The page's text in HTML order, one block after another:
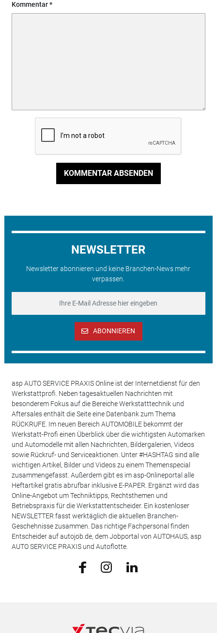
Kommentar
KOMMENTAR ABSENDEN
NEWSLETTER
Newsletter abonnieren und keine Branchen-News mehr
verpassen.
ABONNIEREN
asp AUTO SERVICE PRAXIS Online ist der Internetdienst für den
Werkstattprofi. Neben tagesaktuellen Nachrichten mit
besonderem Fokus auf die Bereiche Werkstatttechnik und
Aftersales enthält die Seite eine Datenbank zum Thema
RÜCKRUFE. Im neuen Bereich AUTOMOBILE bekommt der
Werkstatt-Profi einen Überblick über die wichtigsten Automarken
und Automodelle mit allen Nachrichten, Bildergalerien, Videos
sowie Rückruf- und Serviceaktionen. Unter #HASHTAG sind alle
wichtigen Artikel, Bilder und Videos zu einem Themenspecial
zusammengefasst. Außerdem gibt es im asp-Onlineportal alle
Heftartikel gratis abrufbar inklusive E-PAPER. Ergänzt wird das
Online-Angebot um Techniktipps, Rechtsthemen und
Betriebspraxis für die Werkstattentscheider. Ein kostenloser
NEWSLETTER fasst werktäglich die aktuellen Branchen-
Geschehnisse zusammen. Das richtige Fachpersonal finden
Entscheider auf autojob.de, dem Jobportal von AUTOHAUS, asp
AUTO SERVICE PRAXIS und Autoflotte.